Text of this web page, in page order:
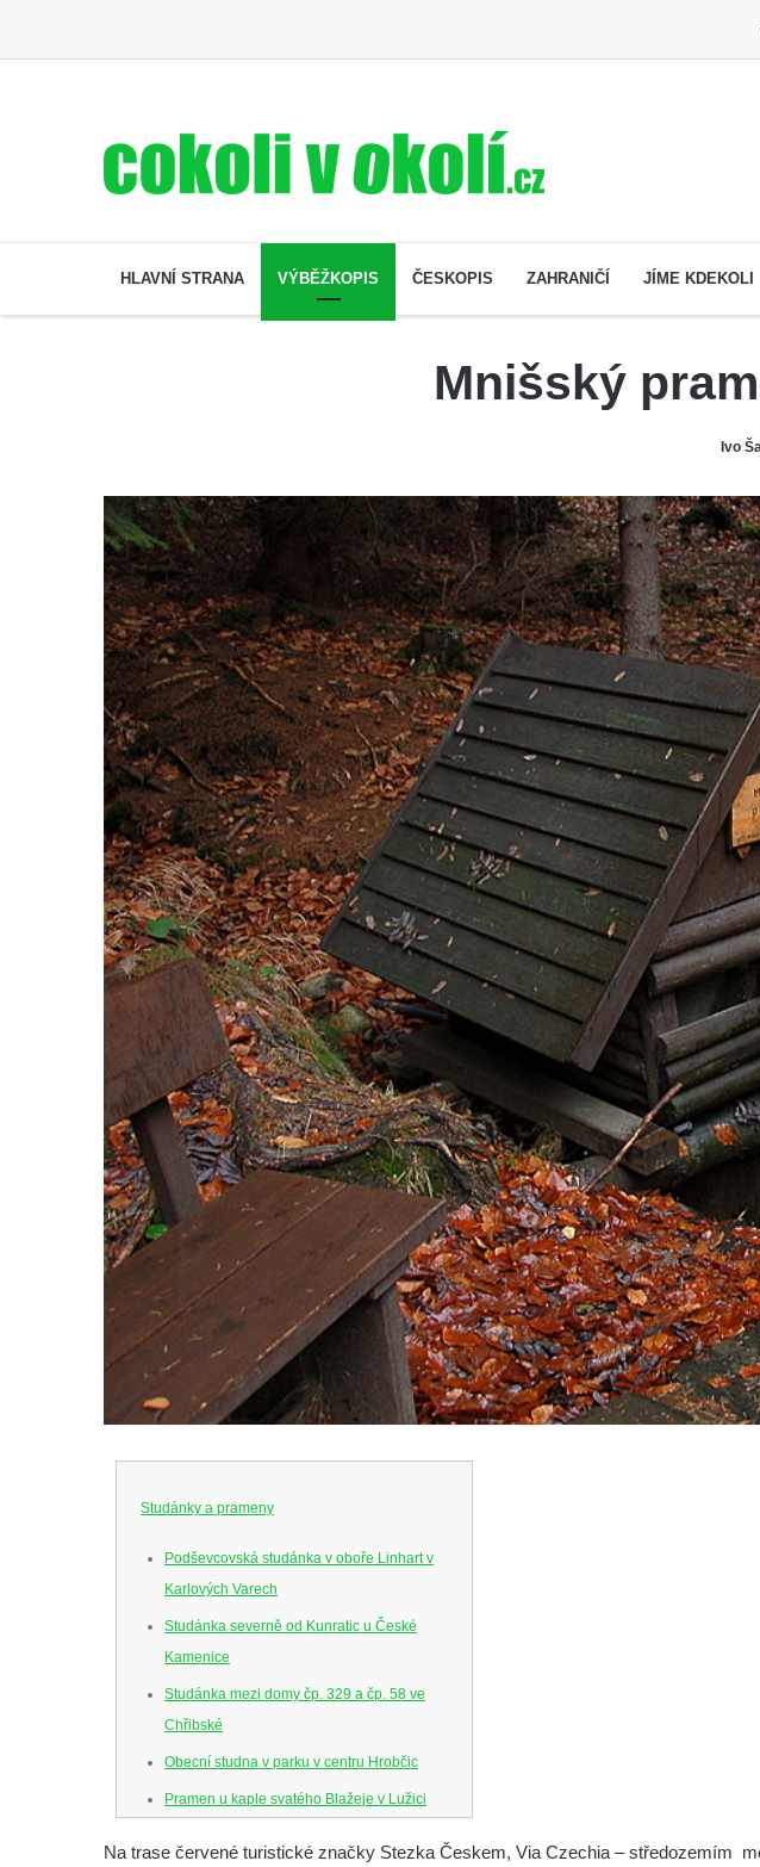
HLAVNÍ STRANA VÝBĚŽKOPIS ČESKOPIS ZAHRANIČÍ JÍME KDEKOLI
Mnišský
Ivo
Studánky a prameny
Podševcovská studánka v oboře Linhart v
Karlových Varech
Studánka severně od Kunratic u České
Kamenice
Studánka mezi domy čp. 329 a čp. 58 ve
Chřibské
Obecní studna v parku v centru Hrobčic
Pramen u kaple svatého Blažeje v Lužici
Na trase červené turistické značky Stezka Českem, Via Czechia – středozemím